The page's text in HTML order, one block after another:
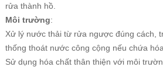
rửa thành hồ.
Môi trường:
Xử lý nước thải từ rửa ngược đúng cách,
thống thoát nước công cộng nếu chứa
Sử dụng hóa chất thân thiện với môi